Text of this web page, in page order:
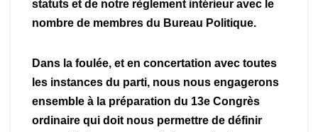
statuts et de notre règlement intérieur avec le
nombre de membres du Bureau Politique.
Dans la foulée, et en concertation avec toutes
les instances du parti, nous nous engagerons
ensemble à la préparation du 13e Congrès
ordinaire qui doit nous permettre de définir